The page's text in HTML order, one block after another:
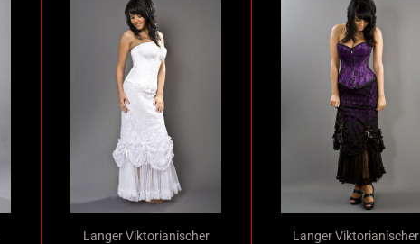
Langer Viktorianischer
Langer Viktorianischer